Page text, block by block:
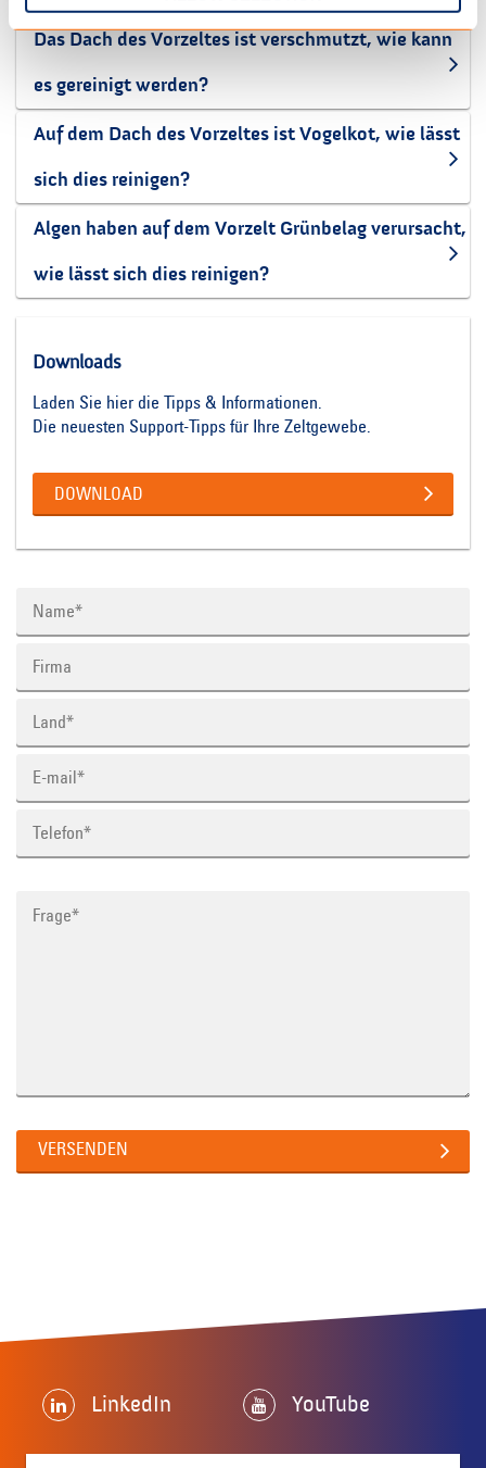
Das Dach des Vorzeltes ist verschmutzt, wie kann
es gereinigt werden?
Auf dem Dach des Vorzeltes ist Vogelkot, wie lässt
sich dies reinigen?
Algen haben auf dem Vorzelt Grünbelag verursacht,
wie lässt sich dies reinigen?
Downloads
Laden Sie hier die Tipps & Informationen.
Die neuesten Support-Tipps für Ihre Zeltgewebe.
DOWNLOAD
VERSENDEN
LinkedIn YouTube